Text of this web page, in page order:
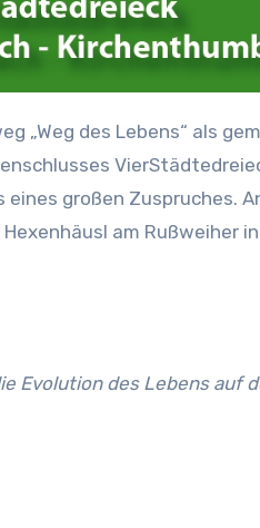
großen Zuspruches.
am Rußweiher
Evolution des Lebens auf